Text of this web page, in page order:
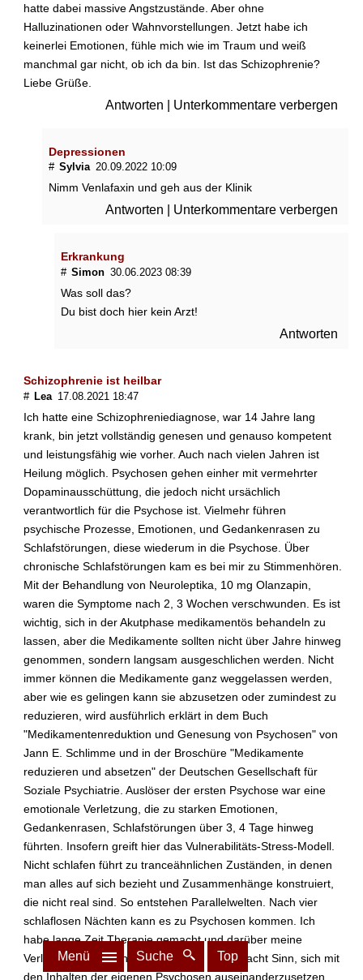
hatte dabei massive Angstzustände. Aber ohne
Halluzinationen oder Wahnvorstellungen. Jetzt habe ich
keinerlei Emotionen, fühle mich wie im Traum und weiß
manchmal gar nicht, ob ich da bin. Ist das Schizophrenie?
Liebe Grüße.
Antworten Unterkommentare verbergen
Depressionen
# Sylvia 20.09.2022 10:09
Nimm Venlafaxin und geh aus der Klinik
Antworten Unterkommentare verbergen
Erkrankung
# Simon 30.06.2023 08:39
Was soll das?
Du bist doch hier kein Arzt!
Antworten
Schizophrenie ist heilbar
# Lea 17.08.2021 18:47
Ich hatte eine Schizophreniediagnose, war 14 Jahre lang
krank, bin jetzt vollständig genesen und genauso kompetent
und leistungsfähig wie vorher. Auch nach vielen Jahren ist
Heilung möglich. Psychosen gehen einher mit vermehrter
Dopaminausschüttung, die jedoch nicht ursächlich
verantwortlich für die Psychose ist. Vielmehr führen
psychische Prozesse, Emotionen, und Gedankenrasen zu
Schlafstörungen, diese wiederum in die Psychose. Über
chronische Schlafstörungen kam es bei mir zu Stimmenhören.
Mit der Behandlung von Neuroleptika, 10 mg Olanzapin,
waren die Symptome nach 2, 3 Wochen verschwunden. Es ist
wichtig, sich in der Akutphase medikamentös behandeln zu
lassen, aber die Medikamente sollten nicht über Jahre hinweg
genommen, sondern langsam ausgeschlichen werden. Nicht
immer können die Medikamente ganz weggelassen werden,
aber wie es gelingen kann sie abzusetzen oder zumindest zu
reduzieren, wird ausführlich erklärt in dem Buch
"Medikamentenreduktion und Genesung von Psychosen" von
Jann E. Schlimme und in der Broschüre "Medikamente
reduzieren und absetzen" der Deutschen Gesellschaft für
Soziale Psychiatrie. Auslöser der ersten Psychose war eine
emotionale Verletzung, die zu starken Emotionen,
Gedankenrasen, Schlafstörungen über 3, 4 Tage hinweg
führten. Insofern greift hier das Vulnerabilitäts-Stress-Modell.
Nicht schlafen führt zu tranceähnlichen Zuständen, in denen
man alles auf sich bezieht und Zusammenhänge konstruiert,
die nicht real sind. So entstehen Parallelwelten. Nach vier
schlaflosen Nächten kann es zu Psychosen kommen. Ich
habe lange Zeit Therapie gemacht und darüber meine
Verletzlichkeit in den Griff bekommen. Es macht Sinn, sich mit
den Inhalten der eigenen Psychosen auseinanderzusetzen
Menü Suche Top